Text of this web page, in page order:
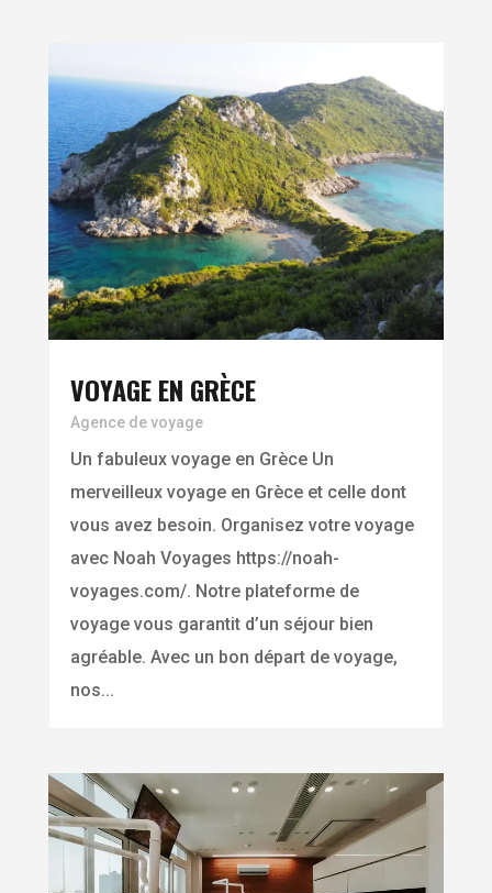
VOYAGE EN GRÈCE
Agence de voyage
Un fabuleux voyage en Grèce Un
merveilleux voyage en Grèce et celle dont
vous avez besoin. Organisez votre voyage
avec Noah Voyages https://noah-
voyages.com/. Notre plateforme de
voyage vous garantit d’un séjour bien
agréable. Avec un bon départ de voyage,
nos...